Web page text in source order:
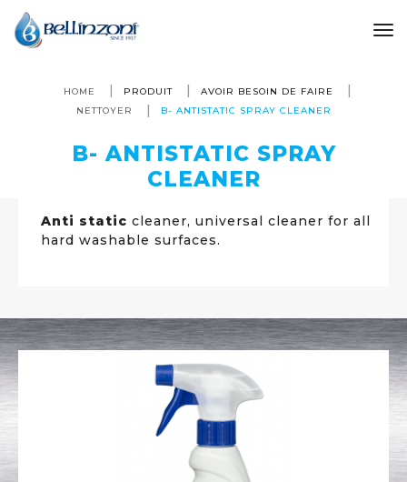
HOME PRODUIT
AVOIR BESOIN DE FAIRE
NETTOYER
B- ANTISTATIC SPRAY CLEANER
B- ANTISTATIC SPRAY
CLEANER
Anti static cleaner, universal cleaner for all
hard washable surfaces.